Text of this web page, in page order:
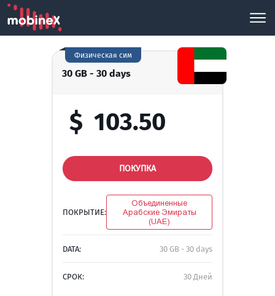
30 GB - 30 days
Физическая сим
$ 103.50
ПОКУПКА
ПОКРЫТИЕ:
Объединенные
Арабские Эмираты
(UAE)
DATA: 30 GB - 30 days
СРОК: 30 Дней